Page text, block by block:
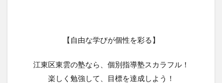
【自由な学びが個性を彩る】
江東区東雲の塾なら、個別指導塾スカラフル！
楽しく勉強して、目標を達成しよう！